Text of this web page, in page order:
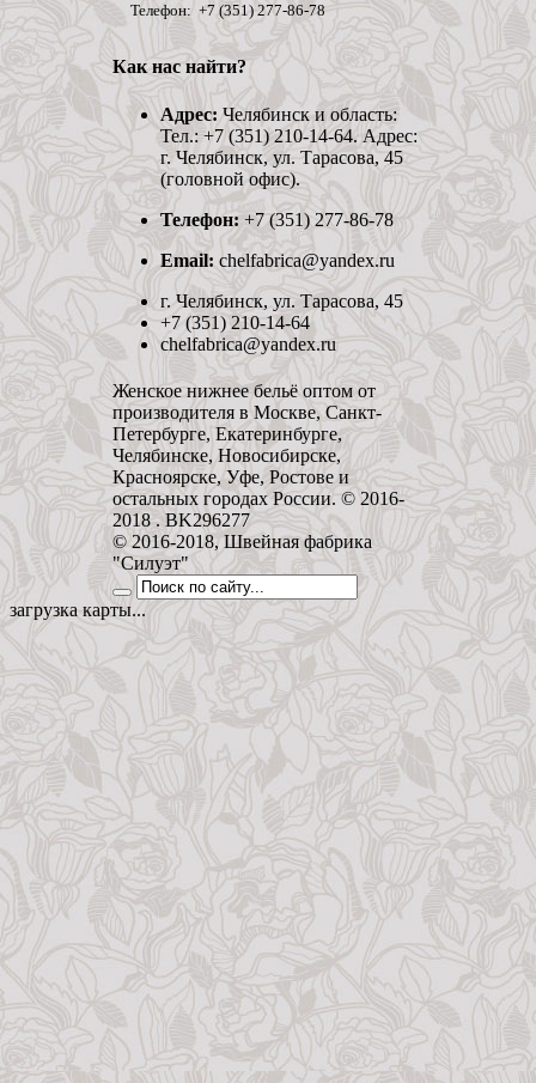
Телефон: +7 (351) 277-86-78
Как нас найти?
Адрес: Челябинск и область:
Тел.: +7 (351) 210-14-64. Адрес:
г. Челябинск, ул. Тарасова, 45
(головной офис).
Телефон: +7 (351) 277-86-78
Email: chelfabrica@yandex.ru
г. Челябинск, ул. Тарасова, 45
+7 (351) 210-14-64
chelfabrica@yandex.ru
Женское нижнее бельё оптом от
производителя в Москве, Санкт-
Петербурге, Екатеринбурге,
Челябинске, Новосибирске,
Красноярске, Уфе, Ростове и
остальных городах России. © 2016-
2018 . BK296277
© 2016-2018, Швейная фабрика
"Силуэт"
загрузка карты...